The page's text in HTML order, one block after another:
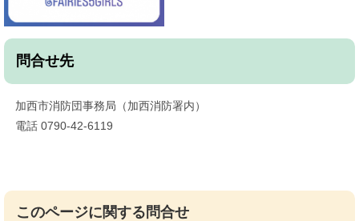
問合せ先
加西市消防団事務局（加西消防署内）
電話 0790‐42‐6119
このページに関する問合せ